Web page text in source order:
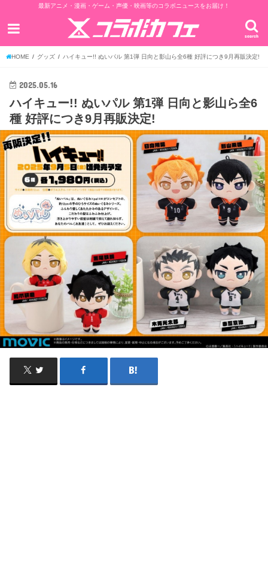
最新アニメ・漫画・ゲーム・声優・映画等のコラボニュースをお届け！
search
HOME グッズ ハイキュー!! ぬいパル 第1弾 日向と影山ら全6種 好評につき9月再販決定!
2025.05.16
ハイキュー!! ぬいパル 第1弾 日向と影山ら全6
種 好評につき9月再販決定!